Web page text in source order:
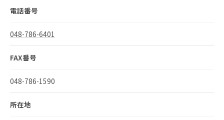
電話番号
048-786-6401
FAX番号
048-786-1590
所在地